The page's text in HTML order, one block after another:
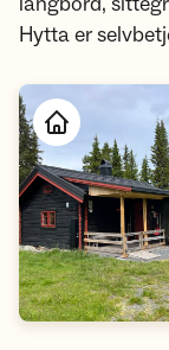
Hytta er